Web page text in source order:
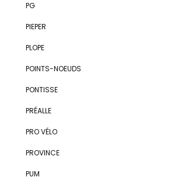
PG
PIEPER
PLOPE
POINTS-NOEUDS
PONTISSE
PRÉALLE
PRO VÉLO
PROVINCE
PUM